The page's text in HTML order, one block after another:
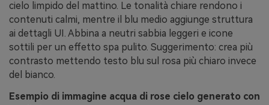
cielo limpido del mattino. Le tonalità chiare rendono i
contenuti calmi, mentre il blu medio aggiunge struttura
ai dettagli UI. Abbina a neutri sabbia leggeri e icone
sottili per un effetto spa pulito. Suggerimento: crea più
contrasto mettendo testo blu sul rosa più chiaro invece
del bianco.
Esempio di immagine acqua di rose cielo generato con